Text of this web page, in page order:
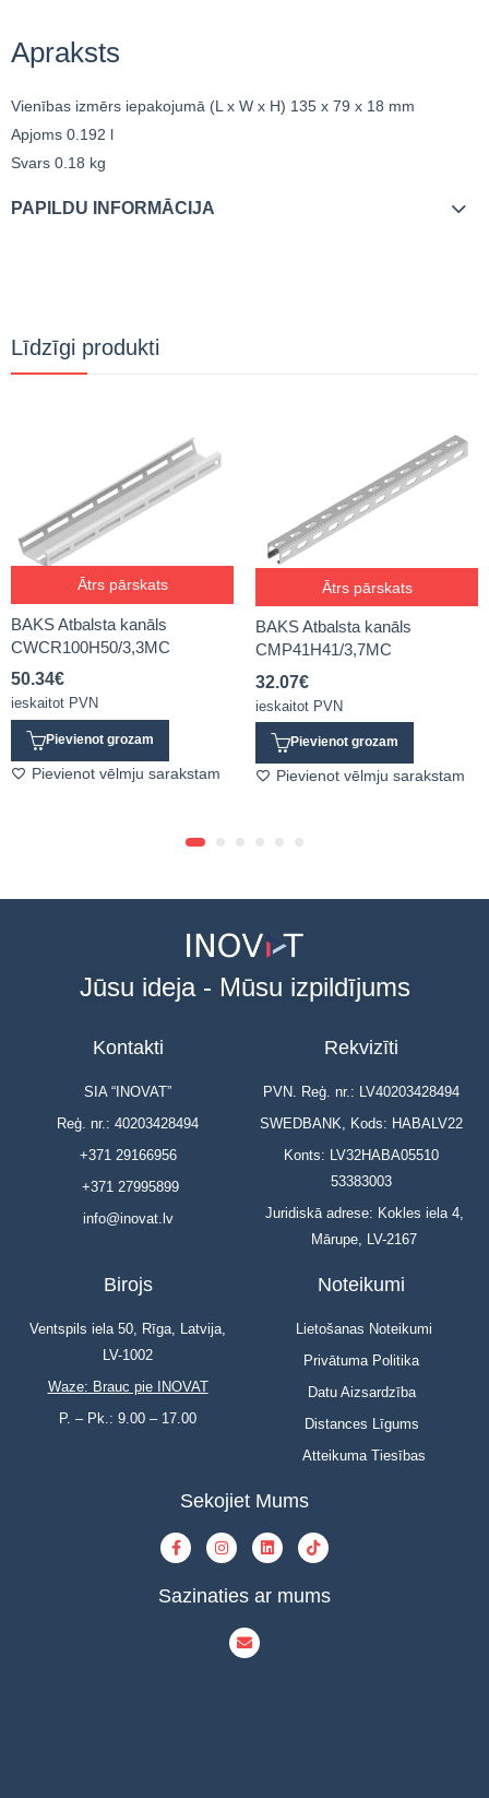
Apraksts
Vienības izmērs iepakojumā (L x W x H) 135 x 79 x 18 mm
Apjoms 0.192 l
Svars 0.18 kg
PAPILDU INFORMĀCIJA
Līdzīgi produkti
Ātrs pārskats
BAKS Atbalsta kanāls
CWCR100H50/3,3MC
50.34€
ieskaitot PVN
Pievienot grozam
Pievienot vēlmju sarakstam
Ātrs pārskats
BAKS Atbalsta kanāls
CMP41H41/3,7MC
32.07€
ieskaitot PVN
Pievienot grozam
Pievienot vēlmju sarakstam
Jūsu ideja - Mūsu izpildījums
Kontakti
SIA “INOVAT”
Reģ. nr.: 40203428494
+371 29166956
+371 27995899
info@inovat.lv
Rekvizīti
PVN. Reģ. nr.: LV40203428494
SWEDBANK, Kods: HABALV22
Konts: LV32HABA05510
53383003
Juridiskā adrese: Kokles iela 4,
Mārupe, LV-2167
Birojs
Ventspils iela 50, Rīga, Latvija,
LV-1002
Waze: Brauc pie INOVAT
P. – Pk.: 9.00 – 17.00
Noteikumi
Lietošanas Noteikumi
Privātuma Politika
Datu Aizsardzība
Distances Līgums
Atteikuma Tiesības
Sekojiet Mums
Sazinaties ar mums